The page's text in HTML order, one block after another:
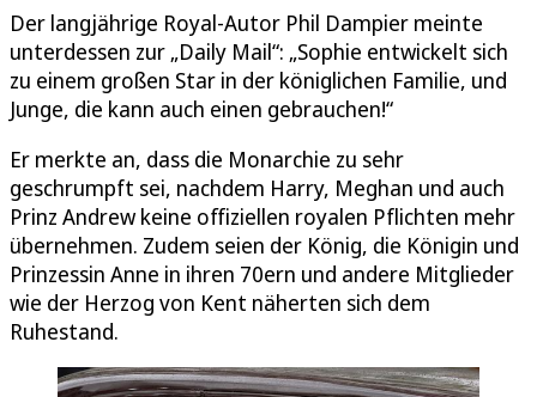
Der langjährige Royal-Autor Phil Dampier meinte
unterdessen zur „Daily Mail“: „Sophie entwickelt sich
zu einem großen Star in der königlichen Familie, und
Junge, die kann auch einen gebrauchen!“
Er merkte an, dass die Monarchie zu sehr
geschrumpft sei, nachdem Harry, Meghan und auch
Prinz Andrew keine offiziellen royalen Pflichten mehr
übernehmen. Zudem seien der König, die Königin und
Prinzessin Anne in ihren 70ern und andere Mitglieder
wie der Herzog von Kent näherten sich dem
Ruhestand.